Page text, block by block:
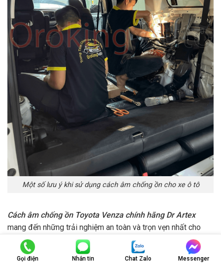
Một số lưu ý khi sử dụng cách âm chống ồn cho xe ô tô
Cách âm chống ồn Toyota Venza chính hãng Dr Artex
mang đến những trải nghiệm an toàn và trọn vẹn nhất cho
người lái cũng như những ngồi bên trong xe, bảo vệ thính lực
khỏi những âm thanh ồn ào lớn, ù vọng,…Hy vọng qua những
thông tin chia sẻ của bài viết trên sẽ giúp ích thật nhiều cho
Gọi điện Nhắn tin Chat Zalo Messenger